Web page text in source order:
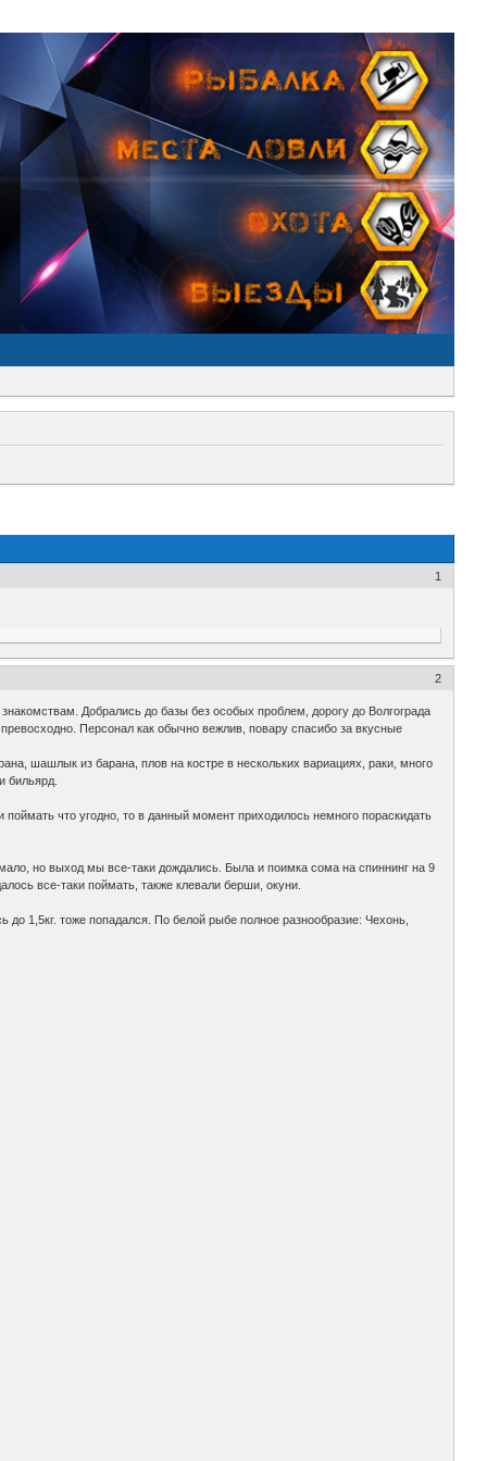
1
2
Добрались до базы без особых проблем, дорогу до Волгограда
Персонал как обычно вежлив, повару спасибо за вкусные
шашлык из барана, плов на костре в нескольких вариациях, раки, много
бильярд.
что угодно, то в данный момент приходилось немного пораскидать
но выход мы все-таки дождались. Была и поимка сома на спиннинг на 9
все-таки поймать, также клевали берши, окуни.
1,5кг. тоже попадался. По белой рыбе полное разнообразие: Чехонь,